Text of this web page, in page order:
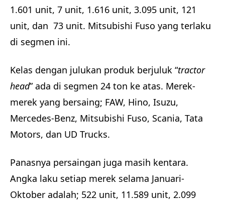
1.601 unit, 7 unit, 1.616 unit, 3.095 unit, 121
unit, dan 73 unit. Mitsubishi Fuso yang terlaku
di segmen ini.
Kelas dengan julukan produk berjuluk “tractor
head” ada di segmen 24 ton ke atas. Merek-
merek yang bersaing; FAW, Hino, Isuzu,
Mercedes-Benz, Mitsubishi Fuso, Scania, Tata
Motors, dan UD Trucks.
Panasnya persaingan juga masih kentara.
Angka laku setiap merek selama Januari-
Oktober adalah; 522 unit, 11.589 unit, 2.099